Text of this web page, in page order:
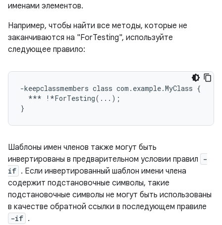
именами элементов.
Например, чтобы найти все методы, которые не
заканчиваются на "ForTesting", используйте
следующее правило:
-keepclassmembers class com.example.MyClass {
  *** !*ForTesting(...);
Шаблоны имен членов также могут быть
инвертированы в предварительном условии правил
-
if . Если инвертированный шаблон имени члена
содержит подстановочные символы, такие
подстановочные символы не могут быть использованы
в качестве обратной ссылки в последующем правиле
-if .